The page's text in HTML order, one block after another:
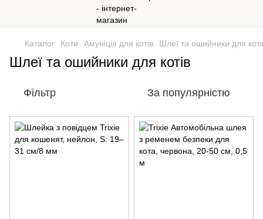
Каталог Коти Амуніція для котів Шлеї та ошийники для
Шлеї та ошийники для котів
Фільтр За популярністю